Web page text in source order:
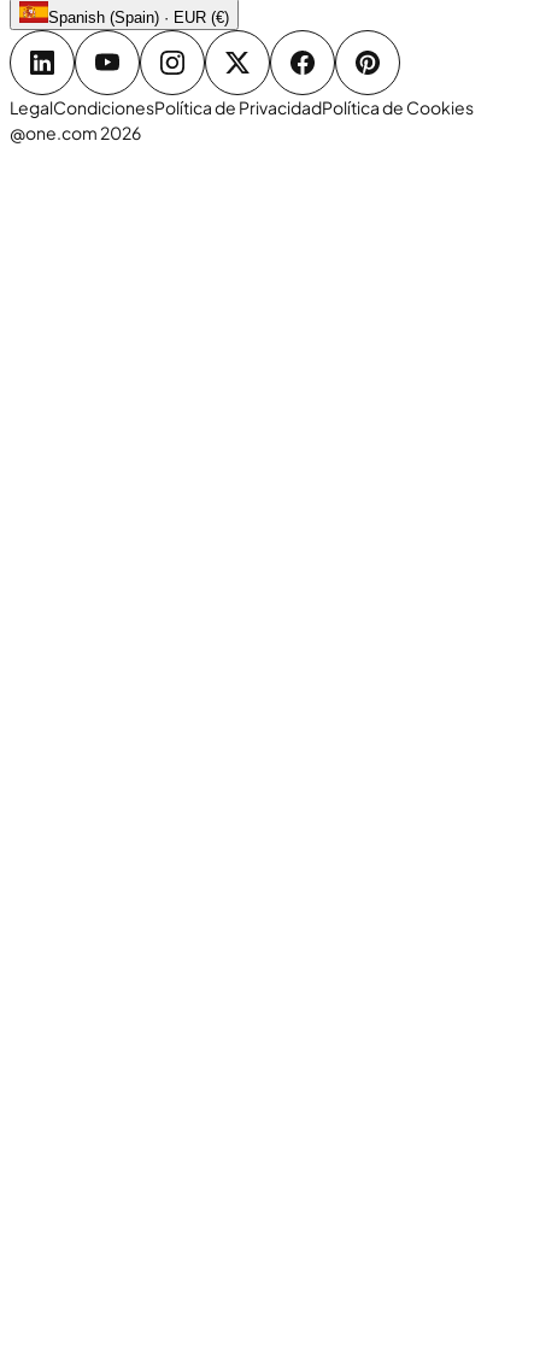
Spanish (Spain) · EUR (€)
LegalCondicionesPolítica de PrivacidadPolítica de Cookies
@one.com 2026